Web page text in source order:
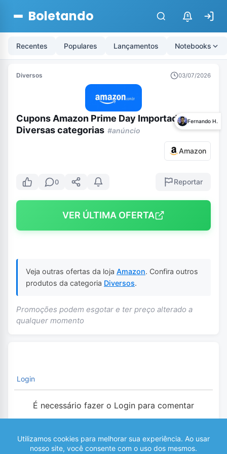
Boletando $
Recentes Populares Lançamentos Notebooks
Diversos 03/07/2026
Fernando H.
Cupons Amazon Prime Day Importados –
Diversas categorias #anúncio
Amazon
0 Reportar
VER ÚLTIMA OFERTA
Veja outras ofertas da loja Amazon. Confira outros
produtos da categoria Diversos.
Promoções podem esgotar e ter preço alterado a
qualquer momento
Login
É necessário fazer o Login para comentar
0 COMENTÁRIOS